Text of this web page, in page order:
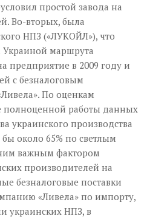
простой завода на
Во-вторых, была
НПЗ («ЛУКОЙЛ»), что
маршрута
предприятие в 2009 году и
с безналоговым
По оценкам
полноценной работы данных
украинского производства
около 65% по светлым
важным фактором
производителей на
безналоговые поставки
«Ливела» по импорту,
украинских НПЗ, в